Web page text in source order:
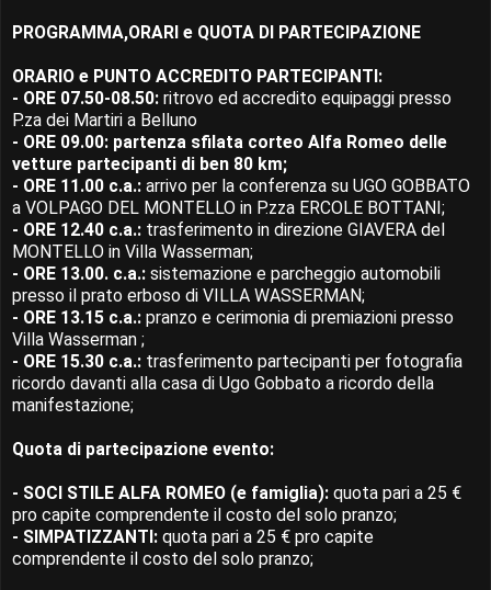
PROGRAMMA,ORARI e QUOTA DI PARTECIPAZIONE
ORARIO e PUNTO ACCREDITO PARTECIPANTI:
- ORE 07.50-08.50: ritrovo ed accredito equipaggi presso
P.za dei Martiri a Belluno
- ORE 09.00: partenza sfilata corteo Alfa Romeo delle
vetture partecipanti di ben 80 km;
- ORE 11.00 c.a.: arrivo per la conferenza su UGO GOBBATO
a VOLPAGO DEL MONTELLO in P.zza ERCOLE BOTTANI;
- ORE 12.40 c.a.: trasferimento in direzione GIAVERA del
MONTELLO in Villa Wasserman;
- ORE 13.00. c.a.: sistemazione e parcheggio automobili
presso il prato erboso di VILLA WASSERMAN;
- ORE 13.15 c.a.: pranzo e cerimonia di premiazioni presso
Villa Wasserman ;
- ORE 15.30 c.a.: trasferimento partecipanti per fotografia
ricordo davanti alla casa di Ugo Gobbato a ricordo della
manifestazione;
Quota di partecipazione evento:
- SOCI STILE ALFA ROMEO (e famiglia): quota pari a 25 €
pro capite comprendente il costo del solo pranzo;
- SIMPATIZZANTI: quota pari a 25 € pro capite
comprendente il costo del solo pranzo;